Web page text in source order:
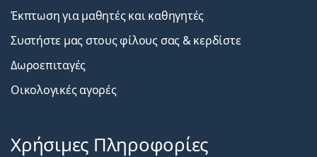
Έκπτωση για μαθητές και καθηγητές
Συστήστε μας στους φίλους σας & κερδίστε
Δωροεπιταγές
Οικολογικές αγορές
Χρήσιμες Πληροφορίες